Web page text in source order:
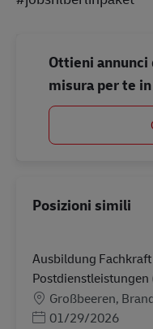
Ottieni
misura per te
Posizioni simili
Ausbildung
SedeGroßbeeren,
Posted Date
01/29/2026